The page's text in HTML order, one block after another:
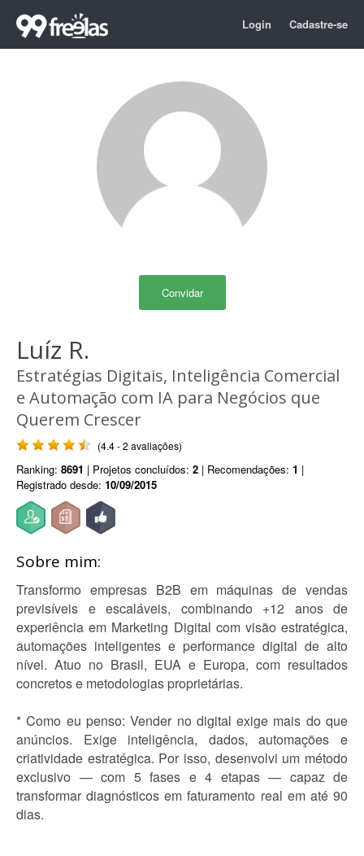
Login Cadastre-se
Convidar
Luíz R.
Estratégias Digitais, Inteligência Comercial
e Automação com IA para Negócios que
Querem Crescer
(4.4 - 2 avaliações)
Ranking: 8691 | Projetos concluídos: 2 | Recomendações: 1 |
Registrado desde: 10/09/2015
Sobre mim:
Transformo empresas B2B em máquinas de vendas
previsíveis e escaláveis, combinando +12 anos de
experiência em Marketing Digital com visão estratégica,
automações inteligentes e performance digital de alto
nível. Atuo no Brasil, EUA e Europa, com resultados
concretos e metodologias proprietárias.
* Como eu penso: Vender no digital exige mais do que
anúncios. Exige inteligência, dados, automações e
criatividade estratégica. Por isso, desenvolvi um método
exclusivo — com 5 fases e 4 etapas — capaz de
transformar diagnósticos em faturamento real em até 90
dias.